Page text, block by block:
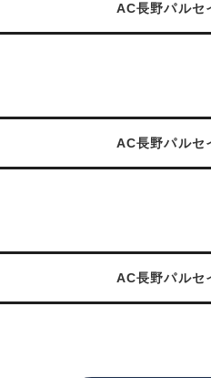
AC長野パルセ
AC長野パルセ
AC長野パルセ